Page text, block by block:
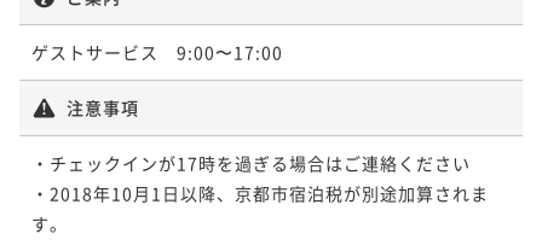
注意事項
・チェックインが17時を過ぎる場合はご連絡ください
・2018年10月1日以降、京都市宿泊税が別途加算されま
す。